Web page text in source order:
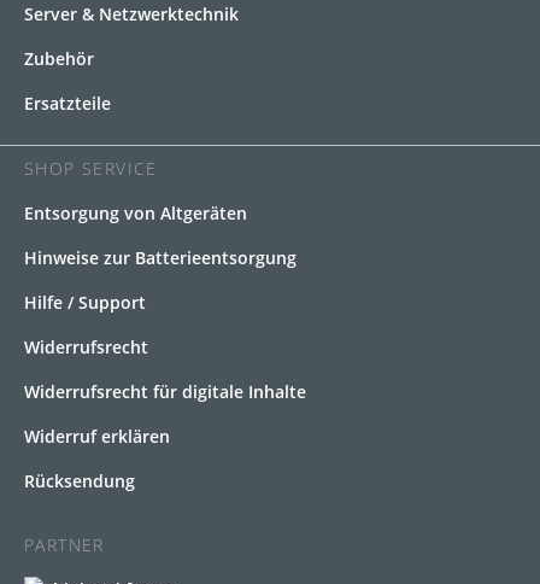
Server & Netzwerktechnik
Zubehör
Ersatzteile
SHOP SERVICE
Entsorgung von Altgeräten
Hinweise zur Batterieentsorgung
Hilfe / Support
Widerrufsrecht
Widerrufsrecht für digitale Inhalte
Widerruf erklären
Rücksendung
PARTNER